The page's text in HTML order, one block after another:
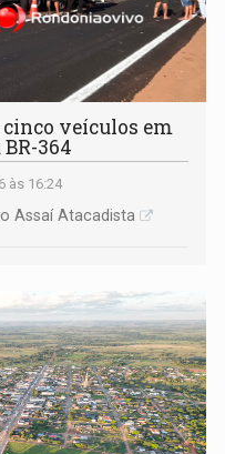
veículos em
364
às 16:24
Assaí Atacadista